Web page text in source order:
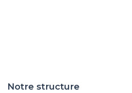
Notre structure